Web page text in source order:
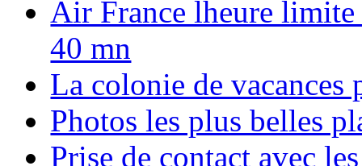
Air France lheure limite
40 mn
La colonie de vacances
Photos les plus belles
Prise de contact avec